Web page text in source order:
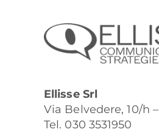
Ellisse Srl
Via Belvedere, 10/h
Tel. 030 3531950